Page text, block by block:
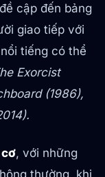
cập đến bảng
giao tiếp với
tiếng có thể
Exorcist
(1986),
, với những